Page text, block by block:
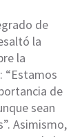
de
la
la
“Estamos
de
sean
Asimismo,